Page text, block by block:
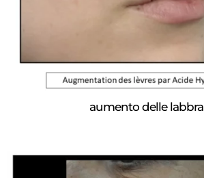
aumento delle labbra